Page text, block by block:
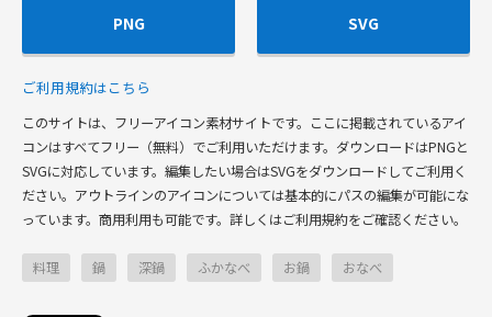
PNG SVG
ご利用規約はこちら
このサイトは、フリーアイコン素材サイトです。ここに掲載されているアイ
コンはすべてフリー（無料）でご利用いただけます。ダウンロードはPNGと
SVGに対応しています。編集したい場合はSVGをダウンロードしてご利用く
ださい。アウトラインのアイコンについては基本的にパスの編集が可能にな
っています。商用利用も可能です。詳しくはご利用規約をご確認ください。
料理 鍋 深鍋 ふかなべ お鍋 おなべ